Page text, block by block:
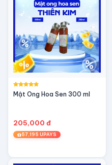
Mật Ong Hoa Sen 300 ml
205,000 đ
57,195 UPAYS